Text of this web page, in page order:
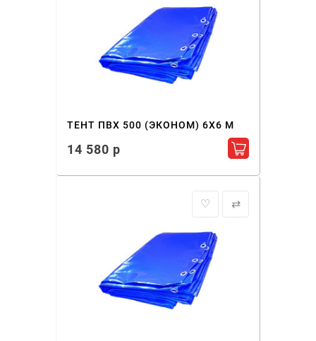
ТЕНТ ПВХ 500 (ЭКОНОМ) 6X6 М
14 580 р Добавить в
♡ ⇄